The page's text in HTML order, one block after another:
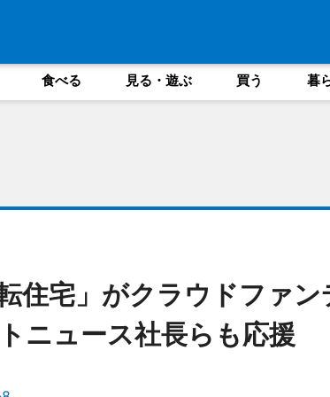
食べる 見る・遊ぶ 買う 暮
転住宅」がクラウドファ
ニュース社長らも応援